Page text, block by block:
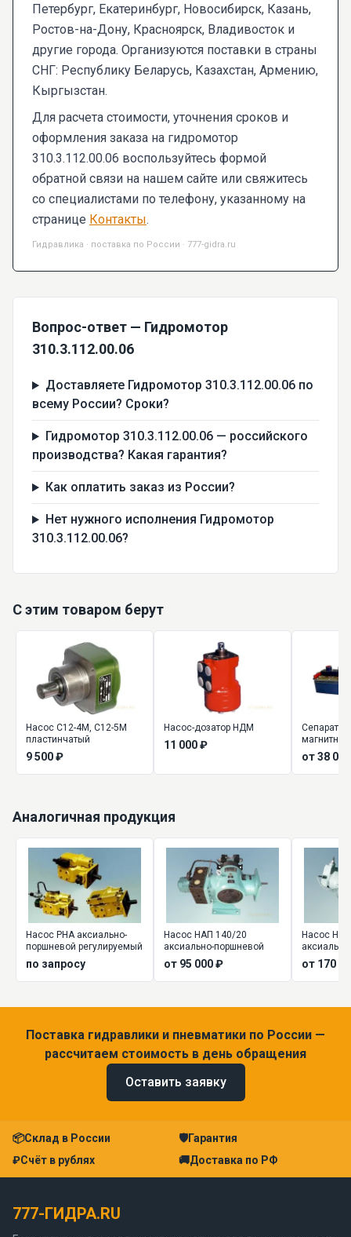
Петербург, Екатеринбург, Новосибирск, Казань,
Ростов-на-Дону, Красноярск, Владивосток и
другие города. Организуются поставки в страны
СНГ: Республику Беларусь, Казахстан, Армению,
Кыргызстан.
Для расчета стоимости, уточнения сроков и
оформления заказа на гидромотор
310.3.112.00.06 воспользуйтесь формой
обратной связи на нашем сайте или свяжитесь
со специалистами по телефону, указанному на
странице Контакты.
Гидравлика · поставка по России · 777-gidra.ru
Вопрос-ответ — Гидромотор
310.3.112.00.06
Доставляете Гидромотор 310.3.112.00.06 по
всему России? Сроки?
Гидромотор 310.3.112.00.06 — российского
производства? Какая гарантия?
Как оплатить заказ из России?
Нет нужного исполнения Гидромотор
310.3.112.00.06?
С этим товаром берут
Насос С12-4М, С12-5М
пластинчатый
9 500 ₽
Насос-дозатор НДМ
11 000 ₽
44, Х43-45
от 38
Аналогичная продукция
Насос РНА аксиально-
поршневой регулируемый
по запросу
Насос НАП 140/20
аксиально-поршневой
от 95 000 ₽
Насос
от 170
Поставка гидравлики и пневматики по России —
рассчитаем стоимость в день обращения
Оставить заявку
📦Склад в России 🛡Гарантия
₽Счёт в рублях 🚚Доставка по РФ
777-ГИДРА.RU